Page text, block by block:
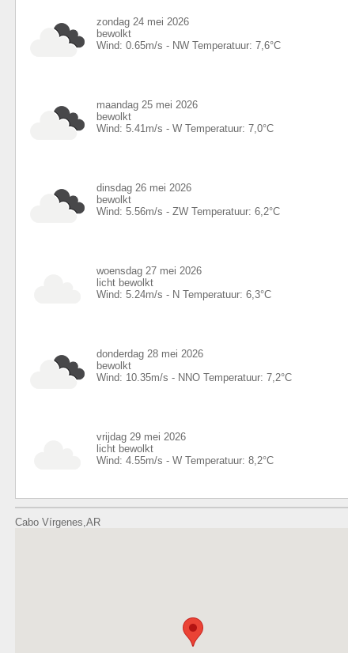
zondag 24 mei 2026
bewolkt
Wind: 0.65m/s - NW Temperatuur: 7,6°C
maandag 25 mei 2026
bewolkt
Wind: 5.41 m/s - W Temperatuur: 7,0°C
dinsdag 26 mei 2026
bewolkt
Wind: 5.56m/s - ZW Temperatuur: 6,2°C
woensdag 27 mei 2026
licht bewolkt
Wind: 5.24m/s - N Temperatuur: 6,3°C
donderdag 28 mei 2026
bewolkt
Wind: 10.35m/s - NNO Temperatuur: 7,2°C
vrijdag 29 mei 2026
licht bewolkt
Wind: 4.55m/s - W Temperatuur: 8,2°C
Cabo Vírgenes,AR